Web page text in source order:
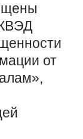
от